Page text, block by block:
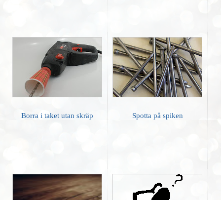
Borra i taket utan skräp Spotta på spiken